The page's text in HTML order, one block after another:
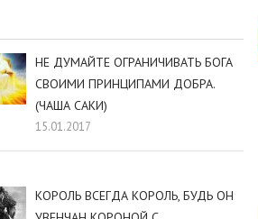
НЕ ДУМАЙТЕ ОГРАНИЧИВАТЬ БОГА
СВОИМИ ПРИНЦИПАМИ ДОБРА.
(ЧАША САКИ)
15.01.2017
КОРОЛЬ ВСЕГДА КОРОЛЬ, БУДЬ ОН